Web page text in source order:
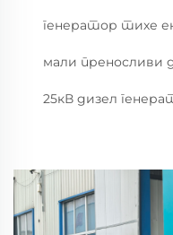
генератор тихе
мали преносливи
25кВ дизел